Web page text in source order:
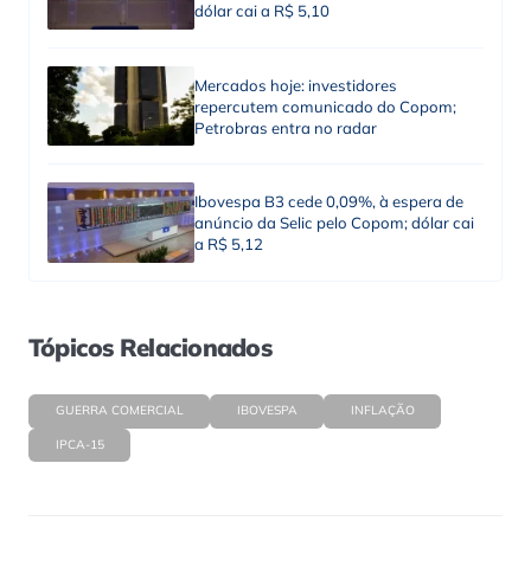
dólar cai a R$ 5,10
Mercados hoje: investidores
repercutem comunicado do Copom;
Petrobras entra no radar
Ibovespa B3 cede 0,09%, à espera de
anúncio da Selic pelo Copom; dólar cai
a R$ 5,12
Tópicos Relacionados
GUERRA COMERCIAL IBOVESPA INFLAÇÃO
IPCA-15